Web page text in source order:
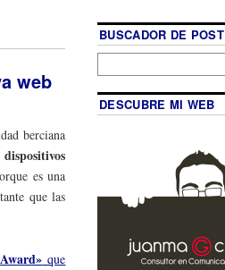
web
berciana
dispositivos
es una
que las
que
BUSCADOR DE POST
DESCUBRE MI WEB